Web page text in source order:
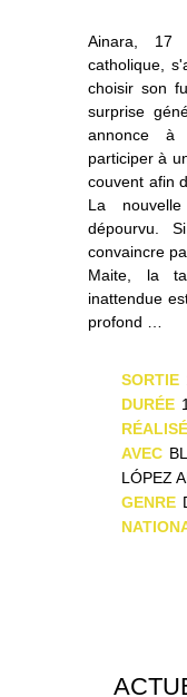
Ainara, 17
catholique,
choisir son
surprise
annonce à
participer à
couvent afin
La
dépourvu.
convaincre
Maite, la
inattendue
profond …
SORTIE
DURÉE
AVEC
LÓPEZ
GENRE